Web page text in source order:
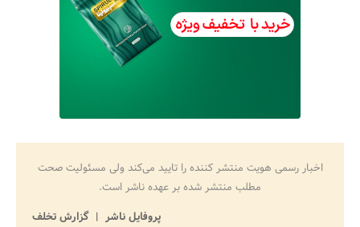
اخبار رسمی هویت منتشر کننده را تایید می‌کند ولی مسئولیت صحت
مطلب منتشر شده بر عهده ناشر است.
پروفایل ناشر
گزارش تخلف